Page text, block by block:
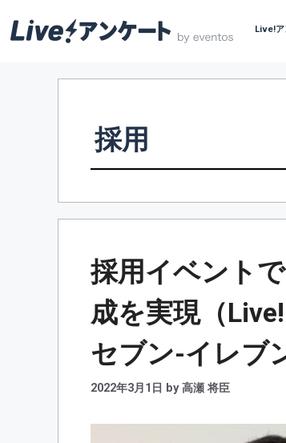
Live!ア
採用
採用イベント
成を実現（
セブン-イレブ
2022年3月1日 by高瀬 将臣